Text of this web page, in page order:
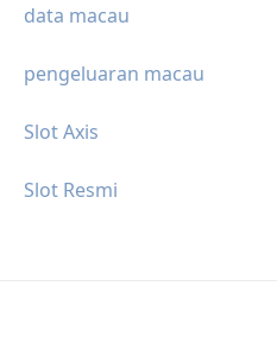
data macau
pengeluaran macau
Slot Axis
Slot Resmi